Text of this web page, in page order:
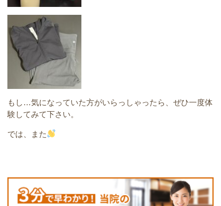
もし…気になっていた方がいらっしゃったら、ぜひ一度体
験してみて下さい。
では、また